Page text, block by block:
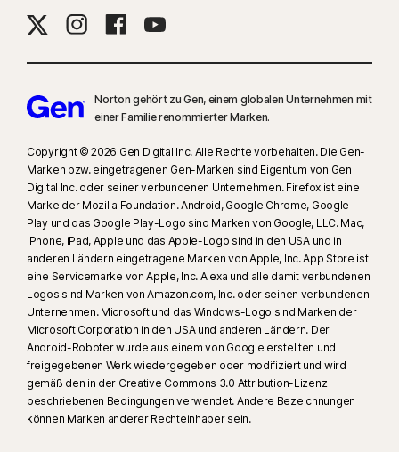
Norton gehört zu Gen, einem globalen Unternehmen mit
einer Familie renommierter Marken.
Copyright © 2026 Gen Digital Inc. Alle Rechte vorbehalten. Die Gen-
Marken bzw. eingetragenen Gen-Marken sind Eigentum von Gen
Digital Inc. oder seiner verbundenen Unternehmen. Firefox ist eine
Marke der Mozilla Foundation. Android, Google Chrome, Google
Play und das Google Play-Logo sind Marken von Google, LLC. Mac,
iPhone, iPad, Apple und das Apple-Logo sind in den USA und in
anderen Ländern eingetragene Marken von Apple, Inc. App Store ist
eine Servicemarke von Apple, Inc. Alexa und alle damit verbundenen
Logos sind Marken von Amazon.com, Inc. oder seinen verbundenen
Unternehmen. Microsoft und das Windows-Logo sind Marken der
Microsoft Corporation in den USA und anderen Ländern. Der
Android-Roboter wurde aus einem von Google erstellten und
freigegebenen Werk wiedergegeben oder modifiziert und wird
gemäß den in der Creative Commons 3.0 Attribution-Lizenz
beschriebenen Bedingungen verwendet. Andere Bezeichnungen
können Marken anderer Rechteinhaber sein.